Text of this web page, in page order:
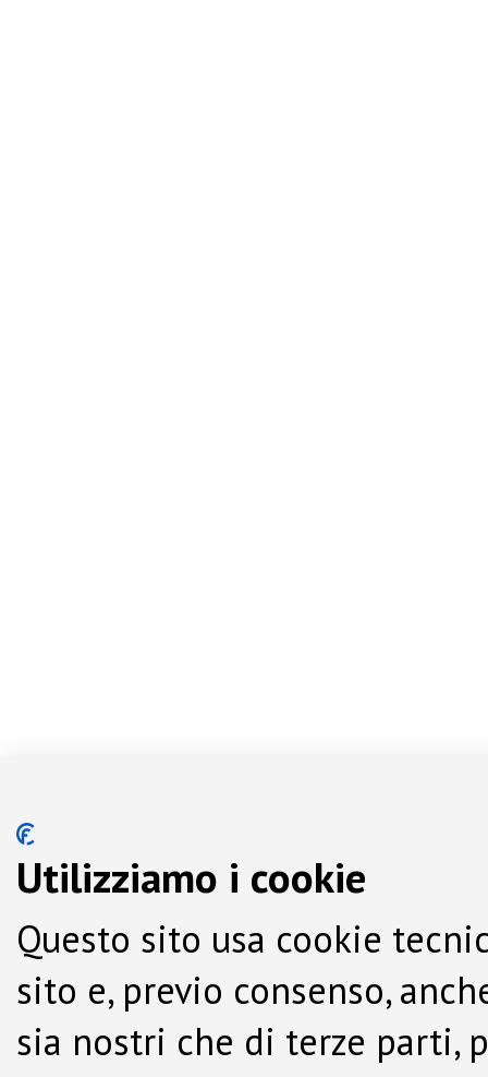
Utilizziamo i cookie
Questo sito usa cookie
sito e, previo consenso,
sia nostri che di terze parti,